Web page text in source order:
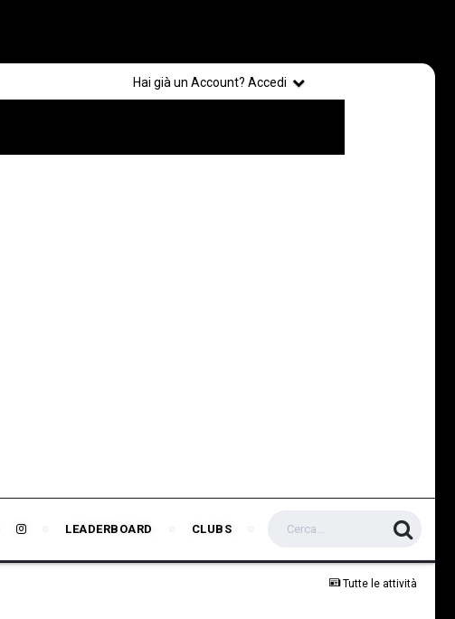
Hai già un Account? Accedi
LEADERBOARD CLUBS
Tutte le attività